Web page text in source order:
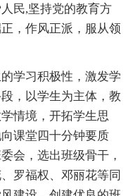
民,坚持党的教育方
，作风正派，服从领
学习积极性，激发学
，以学生为主体，教
情境，开拓学生思
课堂四十分钟要质
会，选出班级骨干，
罗福权、邓丽花等同